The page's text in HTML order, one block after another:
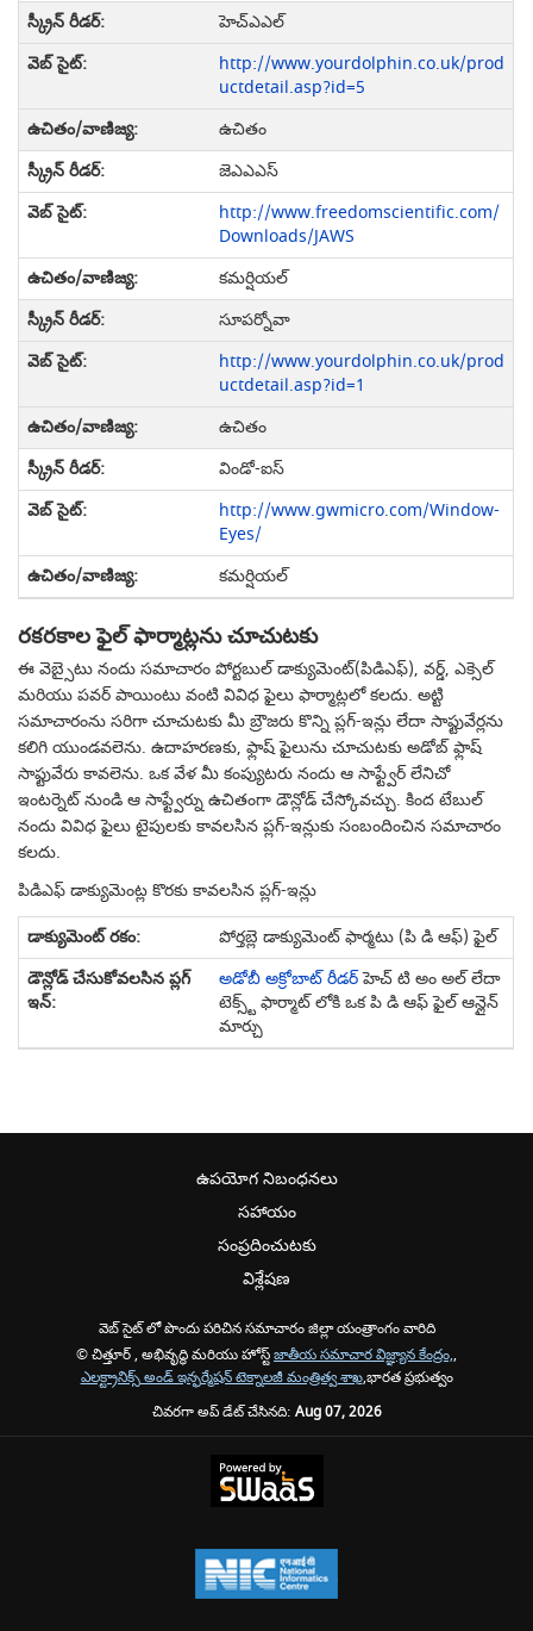
హెచ్ఎఎల్
http://www.yourdolphin.co.uk/prod
uctdetail.asp?id=5
ఉచితం
జెఎఎఎస్
http://www.freedomscientific.com/
Downloads/JAWS
కమర్షియల్
సూపర్నోవా
http://www.yourdolphin.co.uk/prod
uctdetail.asp?id=1
ఉచితం
విండో-ఐస్
http://www.gwmicro.com/Window-
Eyes/
కమర్షియల్
రకరకాల ఫైల్ ఫార్మాట్లను చూచుటకు
ఈ వెబ్సైటు నందు సమాచారం పోర్టబుల్ డాక్యుమెంట్(పిడిఎఫ్), వర్డ్, ఎక్సెల్
మరియు పవర్ పాయింటు వంటి వివిధ ఫైలు ఫార్మాట్లలో కలదు. అట్టి
సమాచారంను సరిగా చూచుటకు మీ బ్రౌజరు కొన్ని ప్లగ్-ఇన్లు లేదా సాఫ్టువేర్లను
కలిగి యుండవలెను. ఉదాహరణకు, ఫ్లాష్ ఫైలును చూచుటకు అడోబ్ ఫ్లాష్
సాఫ్టువేరు కావలెను. ఒక వేళ మీ కంప్యుటరు నందు ఆ సాఫ్ట్వేర్ లేనిచో
ఇంటర్నెట్ నుండి ఆ సాఫ్ట్వేర్ను ఉచితంగా డౌన్లోడ్ చేస్కోవచ్చు. కింద టేబుల్
నందు వివిధ ఫైలు టైపులకు కావలసిన ప్లగ్-ఇన్లుకు సంబందించిన సమాచారం
కలదు.
పిడిఎఫ్ డాక్యుమెంట్ల కొరకు కావలసిన ప్లగ్-ఇన్లు
పోర్తబ్లె డాక్యుమెంట్ ఫార్మటు (పి డి ఆఫ్) ఫైల్
అడోబీ అక్రోబాట్ రీడర్హెచ్ టి అం అల్ లేదా
టెక్స్ట్ ఫార్మాట్ లోకి ఒక పి డి ఆఫ్ ఫైల్ ఆన్లైన్
మార్చు
ఉపయోగ నిబంధనలు
సహాయం
సంప్రదించుటకు
విశ్లేషణ
వెబ్ సైట్ లో పొందు పరిచిన సమాచారం జిల్లా యంత్రాంగం వారిది
© చిత్తూర్ , అభివృద్ధి మరియు హోస్ట్జాతీయ సమాచార విజ్ఞ్యాన కేంద్రం,,
ఎలక్ట్రానిక్స్ అండ్ ఇన్ఫర్మేషన్ టెక్నాలజీ మంత్రిత్వ శాఖ,భారత ప్రభుత్వం
చివరగా అప్ డేట్ చేసినది: Aug 07, 2026